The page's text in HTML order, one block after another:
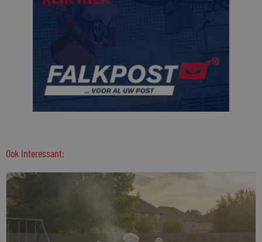
Ook interessant: